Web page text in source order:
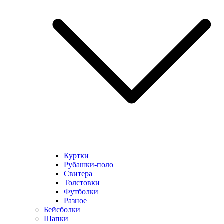
Куртки
Рубашки-поло
Свитера
Толстовки
Футболки
Разное
Бейсболки
Шапки